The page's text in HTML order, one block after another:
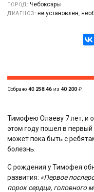
ГОРОД: Чебоксары
ДИАГНОЗ: не установлен,
Собрано 40 258.46 из 40 200₽
Тимофею Олаеву 7 лет, и
этом году пошел в
может пока быть с
болезнь.
С рождения у Тимофея
развития: «Первое
порок сердца, головного